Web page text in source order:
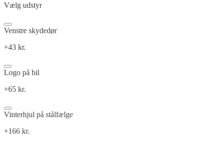
Vælg udstyr
Venstre skydedør
+43 kr.
Logo på bil
+65 kr.
Vinterhjul på stålfælge
+166 kr.